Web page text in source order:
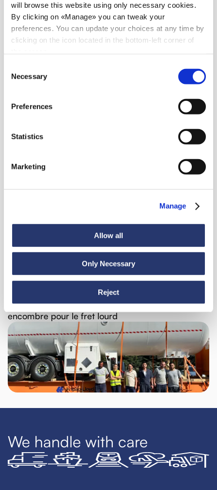
will browse this website using only necessary cookies.
By clicking on «Manage» you can tweak your
preferences. You can update your choices at any time by
clicking on the icon located in the bottom-left corner of
Selection
Necessary
Preferences
Statistics
Marketing
Manage
Allow all
Only Necessary
Reject
Nouveautés
Voir toutes les nouveautés
De la Turquie à l'Équateur : une navigation sans
encombre pour le fret lourd
We handle with care